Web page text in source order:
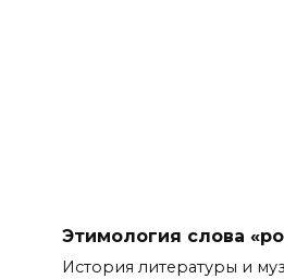
Этимология слова
История литературы и